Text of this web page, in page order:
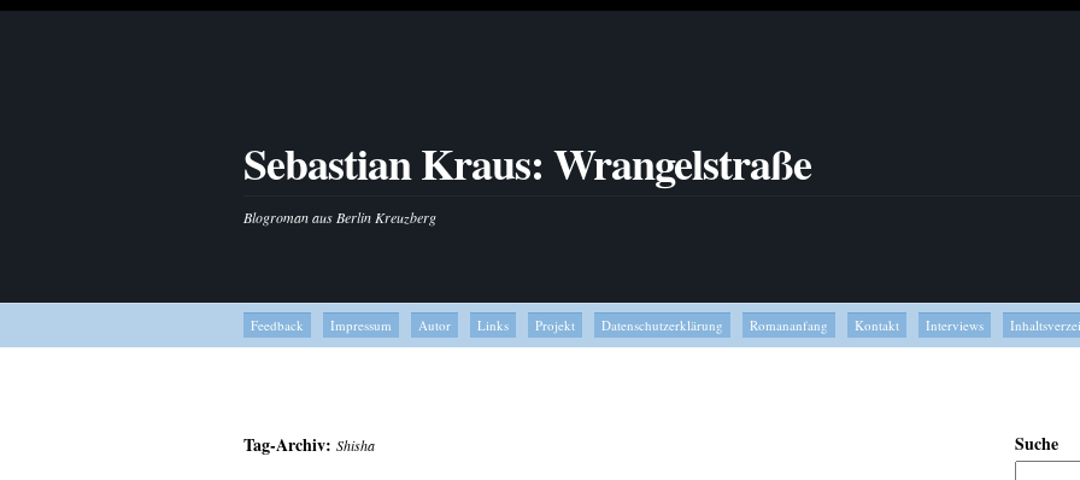
Sebastian Kraus: Wrangelstraße
Blogroman aus Berlin Kreuzberg
Feedback Impressum Autor Links Projekt Datenschutzerklärung Romananfang Kontakt Interviews
Tag-Archiv: Shisha Suche